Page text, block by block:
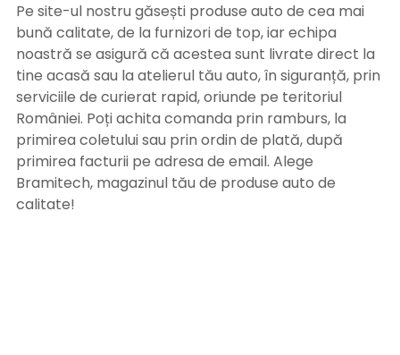
Pe site-ul nostru găsești produse auto de cea mai
bună calitate, de la furnizori de top, iar echipa
noastră se asigură că acestea sunt livrate direct la
tine acasă sau la atelierul tău auto, în siguranță, prin
serviciile de curierat rapid, oriunde pe teritoriul
României. Poți achita comanda prin ramburs, la
primirea coletului sau prin ordin de plată, după
primirea facturii pe adresa de email. Alege
Bramitech, magazinul tău de produse auto de
calitate!